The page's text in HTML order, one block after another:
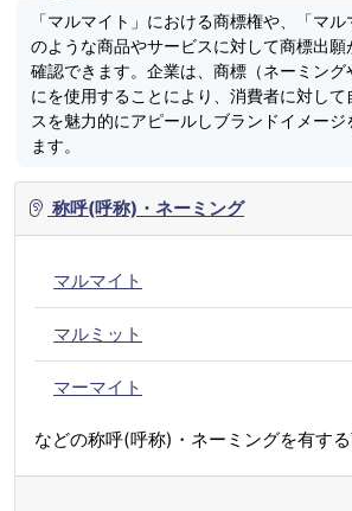
「マルマイト」における商標権や、「マ
のような商品やサービスに対して商標出
確認できます。企業は、商標（ネーミング
にを使用することにより、消費者に対し
スを魅力的にアピールしブランドイメージ
ます。
称呼(呼称)・ネーミング
マルマイト
マルミット
マーマイト
などの称呼(呼称)・ネーミングを有する